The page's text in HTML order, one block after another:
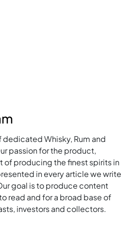
dedicated Whisky, Rum and
passion for the product,
of producing the finest spirits in
in every article we write
goal is to produce content
read and for a broad base of
investors and collectors.